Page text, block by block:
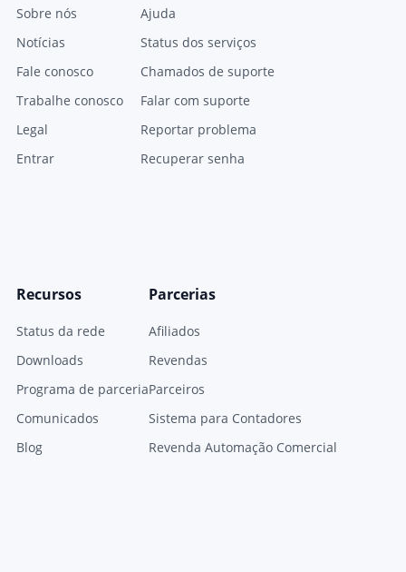
Sobre nós
Notícias
Fale conosco
Trabalhe conosco
Legal
Entrar
Ajuda
Status dos serviços
Chamados de suporte
Falar com suporte
Reportar problema
Recuperar senha
Recursos
Status da rede
Downloads
Programa de parceria
Comunicados
Blog
Parcerias
Afiliados
Revendas
Parceiros
Sistema para Contadores
Revenda Automação Comercial